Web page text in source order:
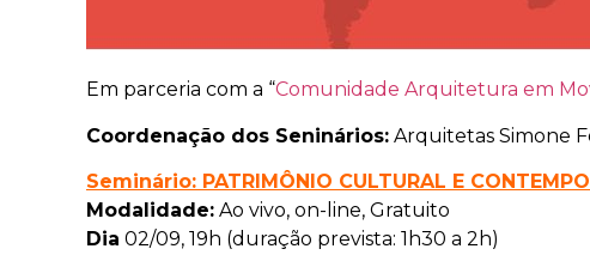
Em parceria com a “Comunidade Arquitetura em
Coordenação dos Seninários: Arquitetas Simone
Seminário: PATRIMÔNIO CULTURAL E
Modalidade: Ao vivo, on-line, Gratuito
Dia 02/09, 19h (duração prevista: 1h30 a 2h)